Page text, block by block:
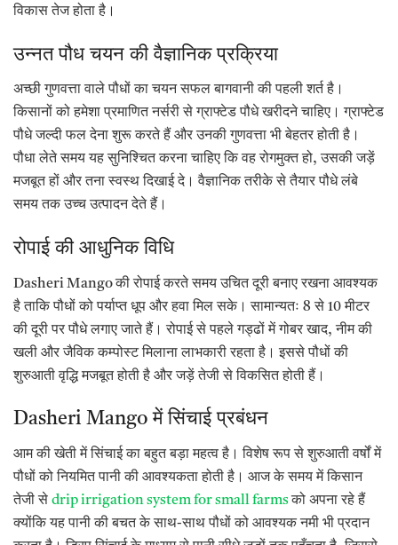
विकास तेज होता है।
उन्नत पौध चयन की वैज्ञानिक प्रक्रिया
अच्छी गुणवत्ता वाले पौधों का चयन सफल बागवानी की पहली शर्त है।
किसानों को हमेशा प्रमाणित नर्सरी से ग्राफ्टेड पौधे खरीदने चाहिए। ग्राफ्टेड
पौधे जल्दी फल देना शुरू करते हैं और उनकी गुणवत्ता भी बेहतर होती है।
पौधा लेते समय यह सुनिश्चित करना चाहिए कि वह रोगमुक्त हो, उसकी जड़ें
मजबूत हों और तना स्वस्थ दिखाई दे। वैज्ञानिक तरीके से तैयार पौधे लंबे
समय तक उच्च उत्पादन देते हैं।
रोपाई की आधुनिक विधि
Dasheri Mango की रोपाई करते समय उचित दूरी बनाए रखना आवश्यक
है ताकि पौधों को पर्याप्त धूप और हवा मिल सके। सामान्यतः 8 से 10 मीटर
की दूरी पर पौधे लगाए जाते हैं। रोपाई से पहले गड्ढों में गोबर खाद, नीम की
खली और जैविक कम्पोस्ट मिलाना लाभकारी रहता है। इससे पौधों की
शुरुआती वृद्धि मजबूत होती है और जड़ें तेजी से विकसित होती हैं।
Dasheri Mango में सिंचाई प्रबंधन
आम की खेती में सिंचाई का बहुत बड़ा महत्व है। विशेष रूप से शुरुआती वर्षों में
पौधों को नियमित पानी की आवश्यकता होती है। आज के समय में किसान
तेजी से drip irrigation system for small farmsको अपना रहे हैं
क्योंकि यह पानी की बचत के साथ-साथ पौधों को आवश्यक नमी भी प्रदान